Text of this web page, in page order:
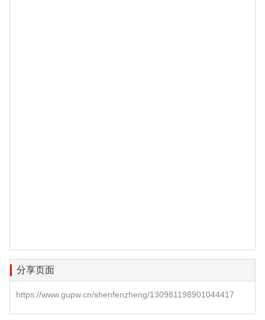
分享页面
https://www.gupw.cn/shenfenzheng/130981198901044417